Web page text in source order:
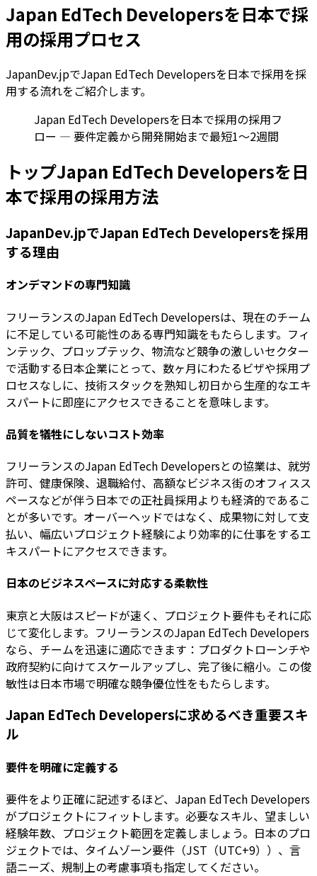
Japan EdTech Developersを日本で採
用の採用プロセス
JapanDev.jpでJapan EdTech Developersを日本で採用を採
用する流れをご紹介します。
Japan EdTech Developersを日本で採用の採用フ
ロー — 要件定義から開発開始まで最短1〜2週間
トップJapan EdTech Developersを日
本で採用の採用方法
JapanDev.jpでJapan EdTech Developersを採用
する理由
オンデマンドの専門知識
フリーランスのJapan EdTech Developersは、現在のチーム
に不足している可能性のある専門知識をもたらします。フィ
ンテック、プロップテック、物流など競争の激しいセクター
で活動する日本企業にとって、数ヶ月にわたるビザや採用プ
ロセスなしに、技術スタックを熟知し初日から生産的なエキ
スパートに即座にアクセスできることを意味します。
品質を犠牲にしないコスト効率
フリーランスのJapan EdTech Developersとの協業は、就労
許可、健康保険、退職給付、高額なビジネス街のオフィスス
ペースなどが伴う日本での正社員採用よりも経済的であるこ
とが多いです。オーバーヘッドではなく、成果物に対して支
払い、幅広いプロジェクト経験により効率的に仕事をするエ
キスパートにアクセスできます。
日本のビジネスペースに対応する柔軟性
東京と大阪はスピードが速く、プロジェクト要件もそれに応
じて変化します。フリーランスのJapan EdTech Developers
なら、チームを迅速に適応できます：プロダクトローンチや
政府契約に向けてスケールアップし、完了後に縮小。この俊
敏性は日本市場で明確な競争優位性をもたらします。
Japan EdTech Developersに求めるべき重要スキ
ル
要件を明確に定義する
要件をより正確に記述するほど、Japan EdTech Developers
がプロジェクトにフィットします。必要なスキル、望ましい
経験年数、プロジェクト範囲を定義しましょう。日本のプロ
ジェクトでは、タイムゾーン要件（JST（UTC+9））、言
語ニーズ、規制上の考慮事項も指定してください。